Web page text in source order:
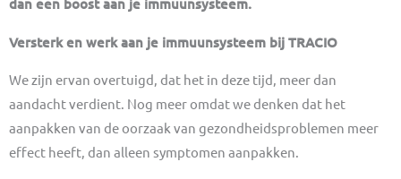
dan een boost aan je immuunsysteem.
Versterk en werk aan je immuunsysteem bij TRACIO
We zijn ervan overtuigd, dat het in deze tijd, meer dan
aandacht verdient. Nog meer omdat we denken dat het
aanpakken van de oorzaak van gezondheidsproblemen meer
effect heeft, dan alleen symptomen aanpakken.